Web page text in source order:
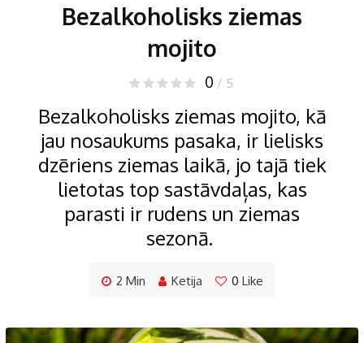
Bezalkoholisks ziemas
mojito
0 / 5
Bezalkoholisks ziemas mojito, kā
jau nosaukums pasaka, ir lielisks
dzēriens ziemas laikā, jo tajā tiek
lietotas top sastāvdaļas, kas
parasti ir rudens un ziemas
sezonā.
2 Min Ketija 0 Like